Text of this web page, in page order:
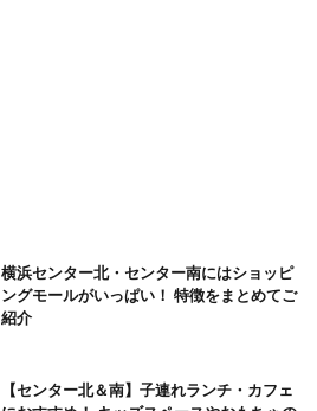
横浜センター北・センター南にはショッピ
ングモールがいっぱい！ 特徴をまとめてご
紹介
【センター北＆南】子連れランチ・カフェ